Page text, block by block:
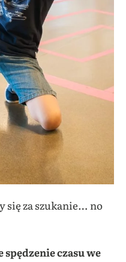
się za szukanie… no
czasu we